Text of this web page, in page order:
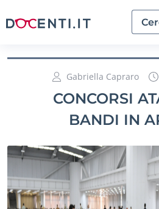
Gabriella Capraro
CONCORSI
BANDI IN